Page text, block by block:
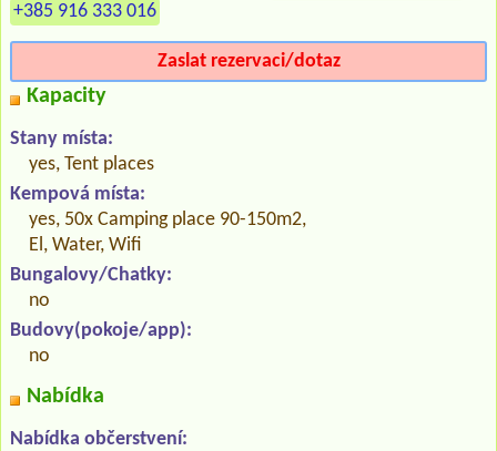
+385 916 333 016
Zaslat rezervaci/dotaz
Kapacity
Stany místa:
yes, Tent places
Kempová místa:
yes, 50x Camping place 90-150m2,
El, Water, Wifi
Bungalovy/Chatky:
no
Budovy(pokoje/app):
no
Nabídka
Nabídka občerstvení: